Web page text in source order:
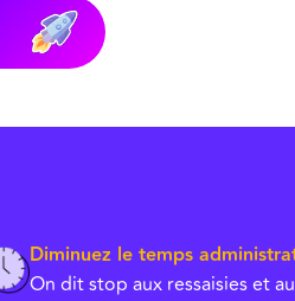
Diminuez le temps
On dit stop aux ressaisies et